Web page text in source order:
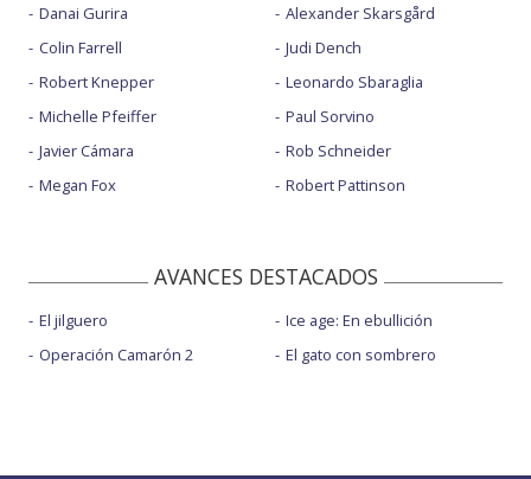
Danai Gurira
Colin Farrell
Robert Knepper
Michelle Pfeiffer
Javier Cámara
Megan Fox
Alexander Skarsgård
Judi Dench
Leonardo Sbaraglia
Paul Sorvino
Rob Schneider
Robert Pattinson
AVANCES DESTACADOS
El jilguero
Operación Camarón 2
Ice age: En ebullición
El gato con sombrero